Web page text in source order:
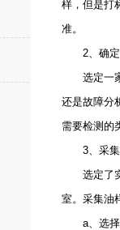
样，但是打
准。
2、确定
选定一家
还是故障分
需要检测的
3、采集
选定了实
室。采集油
a、选择